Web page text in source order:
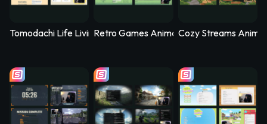
Tomodachi Life Living the Dream Animated Stream Overlay -
Retro Games Animated Stream Overlay
Cozy Streams